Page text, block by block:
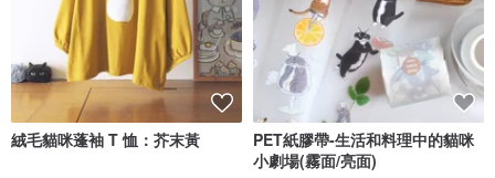
絨毛貓咪蓬袖 T 恤：芥末黃
PET紙膠帶-生活和料理中的貓咪
小劇場(霧面/亮面)